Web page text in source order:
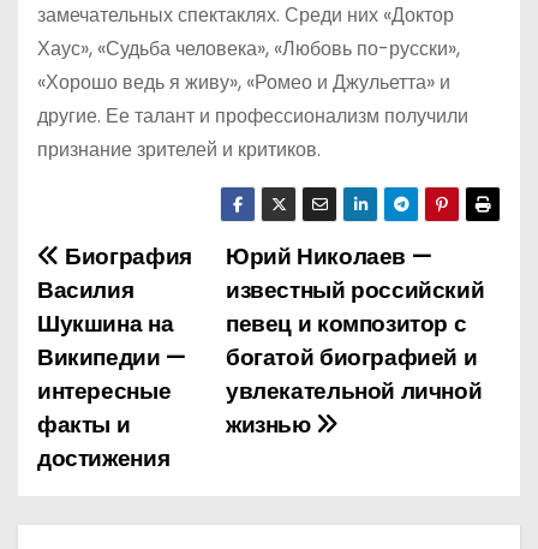
замечательных спектаклях. Среди них «Доктор
Хаус», «Судьба человека», «Любовь по-русски»,
«Хорошо ведь я живу», «Ромео и Джульетта» и
другие. Ее талант и профессионализм получили
признание зрителей и критиков.
Н
а
в
и
г
а
Юрий Николаев —
известный российский
певец и композитор с
богатой биографией и
увлекательной личной
жизнью
Биография
Василия
Шукшина на
Википедии —
интересные
факты и
достижения